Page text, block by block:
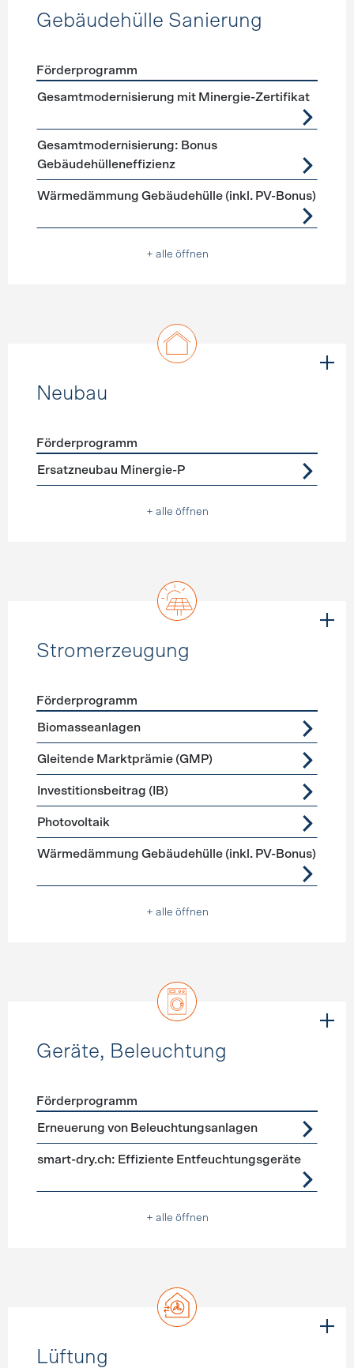
Gebäudehülle Sanierung
Förderprogramme Gebäudehülle Sanierung
Förderprogramm
Gesamtmodernisierung mit Minergie-Zertifikat
Gesamtmodernisierung: Bonus
Gebäudehülleneffizienz
Wärmedämmung Gebäudehülle (inkl. PV-Bonus)
+ alle öffnen
Neubau
Förderprogramme Neubau
Förderprogramm
Ersatzneubau Minergie-P
+ alle öffnen
Stromerzeugung
Förderprogramme
Förderprogramm
Biomasseanlagen
Gleitende Marktprämie (GMP)
Investitionsbeitrag (IB)
Photovoltaik
Wärmedämmung Gebäudehülle (inkl. PV-Bonus)
+ alle öffnen
Geräte, Beleuchtung
Förderprogramme Geräte, Beleuchtung
Förderprogramm
Erneuerung von Beleuchtungsanlagen
smart-dry.ch: Effiziente Entfeuchtungsgeräte
+ alle öffnen
Lüftung